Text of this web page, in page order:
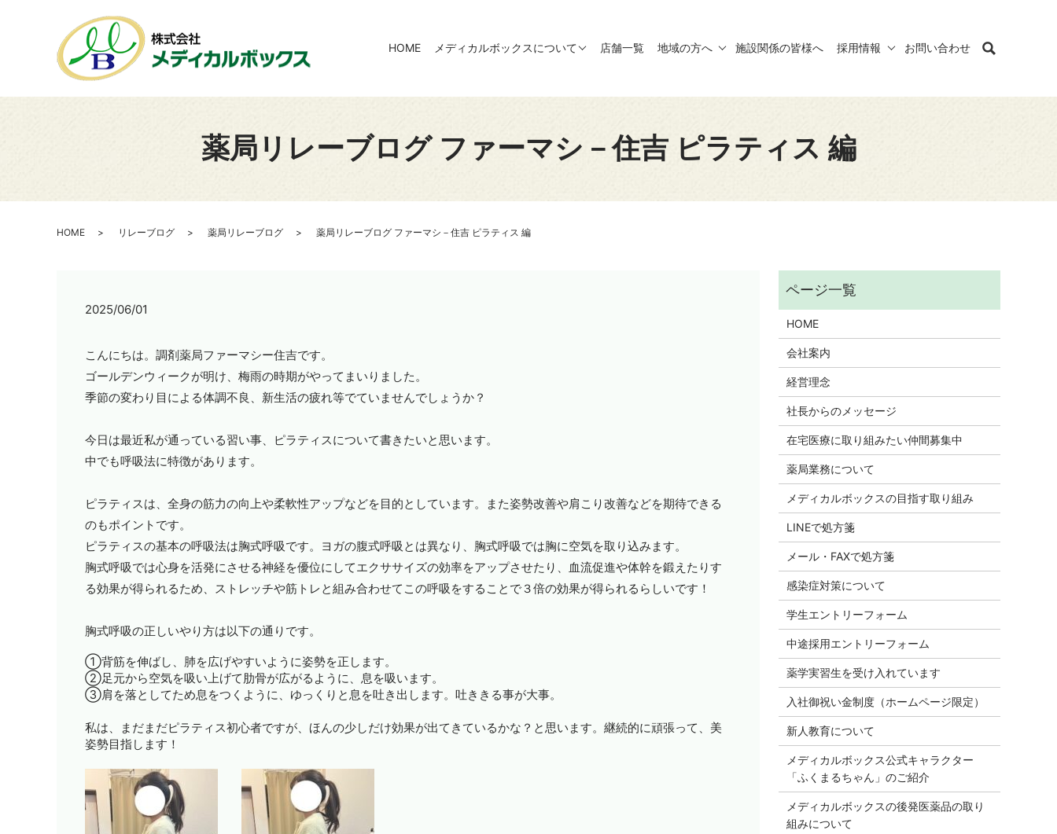
HOME メディカルボックスについて 店舗一覧 地域の方へ 施設関係の皆様へ 採用情報 お問い合わせ
薬局リレーブログ ファーマシ－住吉 ピラティス 編
HOME リレーブログ 薬局リレーブログ 薬局リレーブログ ファーマシ－住吉 ピラティス 編
2025/06/01
こんにちは。調剤薬局ファーマシー住吉です。
ゴールデンウィークが明け、梅雨の時期がやってまいりました。
季節の変わり目による体調不良、新生活の疲れ等でていませんでしょうか？
今日は最近私が通っている習い事、ピラティスについて書きたいと思います。
中でも呼吸法に特徴があります。
ピラティスは、全身の筋力の向上や柔軟性アップなどを目的としています。また姿勢改善や肩こり改善などを期待できる
のもポイントです。
ピラティスの基本の呼吸法は胸式呼吸です。ヨガの腹式呼吸とは異なり、胸式呼吸では胸に空気を取り込みます。
胸式呼吸では心身を活発にさせる神経を優位にしてエクササイズの効率をアップさせたり、血流促進や体幹を鍛えたりす
る効果が得られるため、ストレッチや筋トレと組み合わせてこの呼吸をすることで３倍の効果が得られるらしいです！
胸式呼吸の正しいやり方は以下の通りです。
①背筋を伸ばし、肺を広げやすいように姿勢を正します。
②足元から空気を吸い上げて肋骨が広がるように、息を吸います。
③肩を落としてため息をつくように、ゆっくりと息を吐き出します。吐ききる事が大事。
私は、まだまだピラティス初心者ですが、ほんの少しだけ効果が出てきているかな？と思います。継続的に頑張って、美
姿勢目指します！
HOME
会社案内
経営理念
社長からのメッセージ
在宅医療に取り組みたい仲間募集中
薬局業務について
メディカルボックスの目指す取り組み
LINEで処方箋
メール・FAXで処方箋
感染症対策について
学生エントリーフォーム
中途採用エントリーフォーム
薬学実習生を受け入れています
入社御祝い金制度（ホームページ限定）
新人教育について
メディカルボックス公式キャラクター
「ふくまるちゃん」のご紹介
メディカルボックスの後発医薬品の取り
組みについて